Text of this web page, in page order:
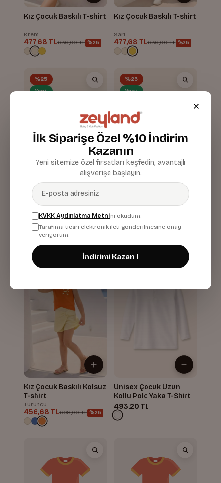
Kız Çocuk Baskılı T-shirt
Krem
477,68 TL636,00 TL %25
Kız Çocuk Baskılı T-shirt
Sarı
477,68 TL636,00 TL %25
%25
Yeni
Kız Çocuk Baskılı Kolsuz
T-shirt
Krem
456,68 TL608,00 TL %25
%25
Yeni
Kız Çocuk Baskılı Kolsuz
Mavi
456,68 TL608,00 TL %25
%25
Kız Çocuk Baskılı Kolsuz
T-shirt
Turuncu
456,68 TL608,00 TL %25
Unisex Çocuk Uzun
Kollu Polo Yaka T-Shirt
493,20 TL
İlk Siparişe Özel %10 İndirim
Kazanın
Yeni sitemize özel fırsatları keşfedin, avantajlı
alışverişe başlayın.
KVKK Aydınlatma Metni'ni okudum.
Tarafıma ticari elektronik ileti gönderilmesine onay
veriyorum.
İndirimi Kazan !